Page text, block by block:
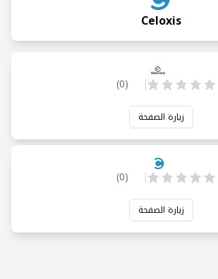
Celoxis
(
0
)
زيارة الصفحة
(
0
)
زيارة الصفحة